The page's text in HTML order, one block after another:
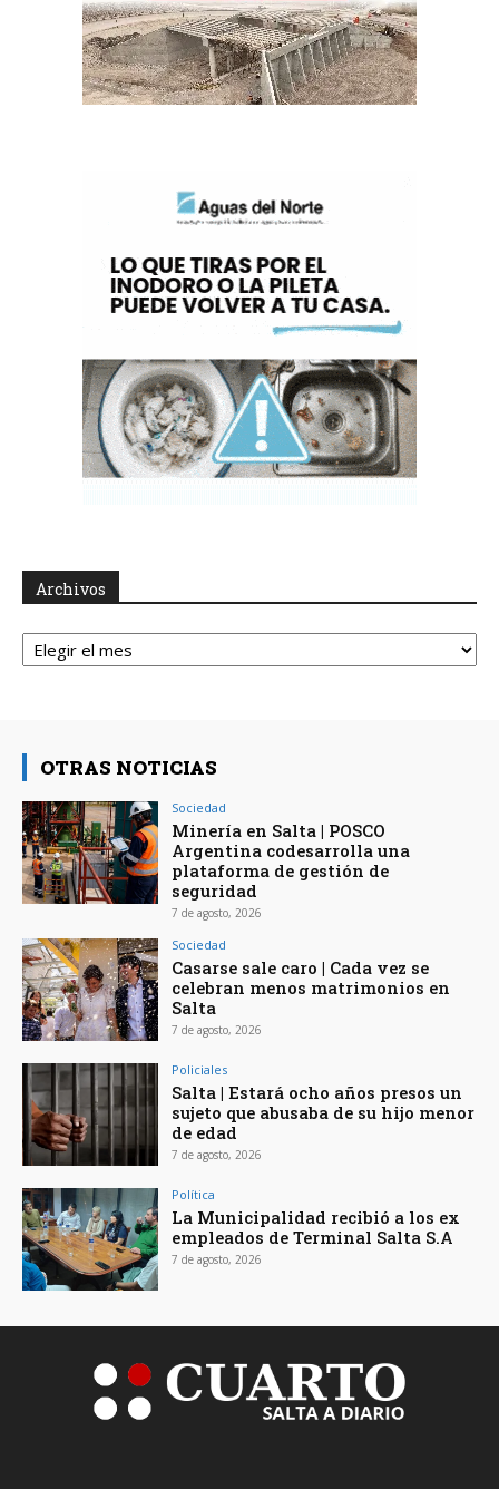
Archivos
Archivos
OTRAS NOTICIAS
Sociedad
Minería en Salta | POSCO
Argentina codesarrolla una
plataforma de gestión de
seguridad
7 de agosto, 2026
Sociedad
Casarse sale caro | Cada vez se
celebran menos matrimonios en
Salta
7 de agosto, 2026
Policiales
Salta | Estará ocho años presos un
sujeto que abusaba de su hijo menor
de edad
7 de agosto, 2026
Política
La Municipalidad recibió a los ex
empleados de Terminal Salta S.A
7 de agosto, 2026